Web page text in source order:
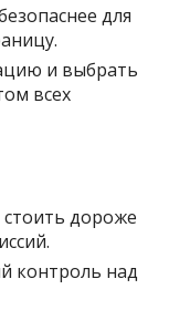
для
и выбрать
всех
стоить дороже
контроль над